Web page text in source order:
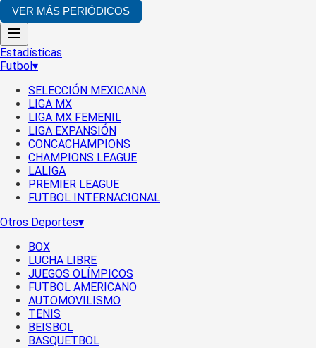
VER MÁS PERIÓDICOS
Estadísticas
Futbol▾
SELECCIÓN MEXICANA
LIGA MX
LIGA MX FEMENIL
LIGA EXPANSIÓN
CONCACHAMPIONS
CHAMPIONS LEAGUE
LALIGA
PREMIER LEAGUE
FUTBOL INTERNACIONAL
Otros Deportes▾
BOX
LUCHA LIBRE
JUEGOS OLÍMPICOS
FUTBOL AMERICANO
AUTOMOVILISMO
TENIS
BEISBOL
BASQUETBOL